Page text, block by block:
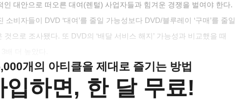
인 대안으로 떠오른 대여(렌털) 사업자들과 힘겨운 경쟁을 벌여야 한다.
소비자들이 DVD ‘대여’를 줄일 가능성보다 DVD/블루레이 ‘구매’를 줄일
것으로 조사됐다. 또 DVD의 ‘배달 서비스 해지’ 가능성과 비교했을 때
개의 아티클을 제대로 즐기는 방법
입하면, 한 달 무료!